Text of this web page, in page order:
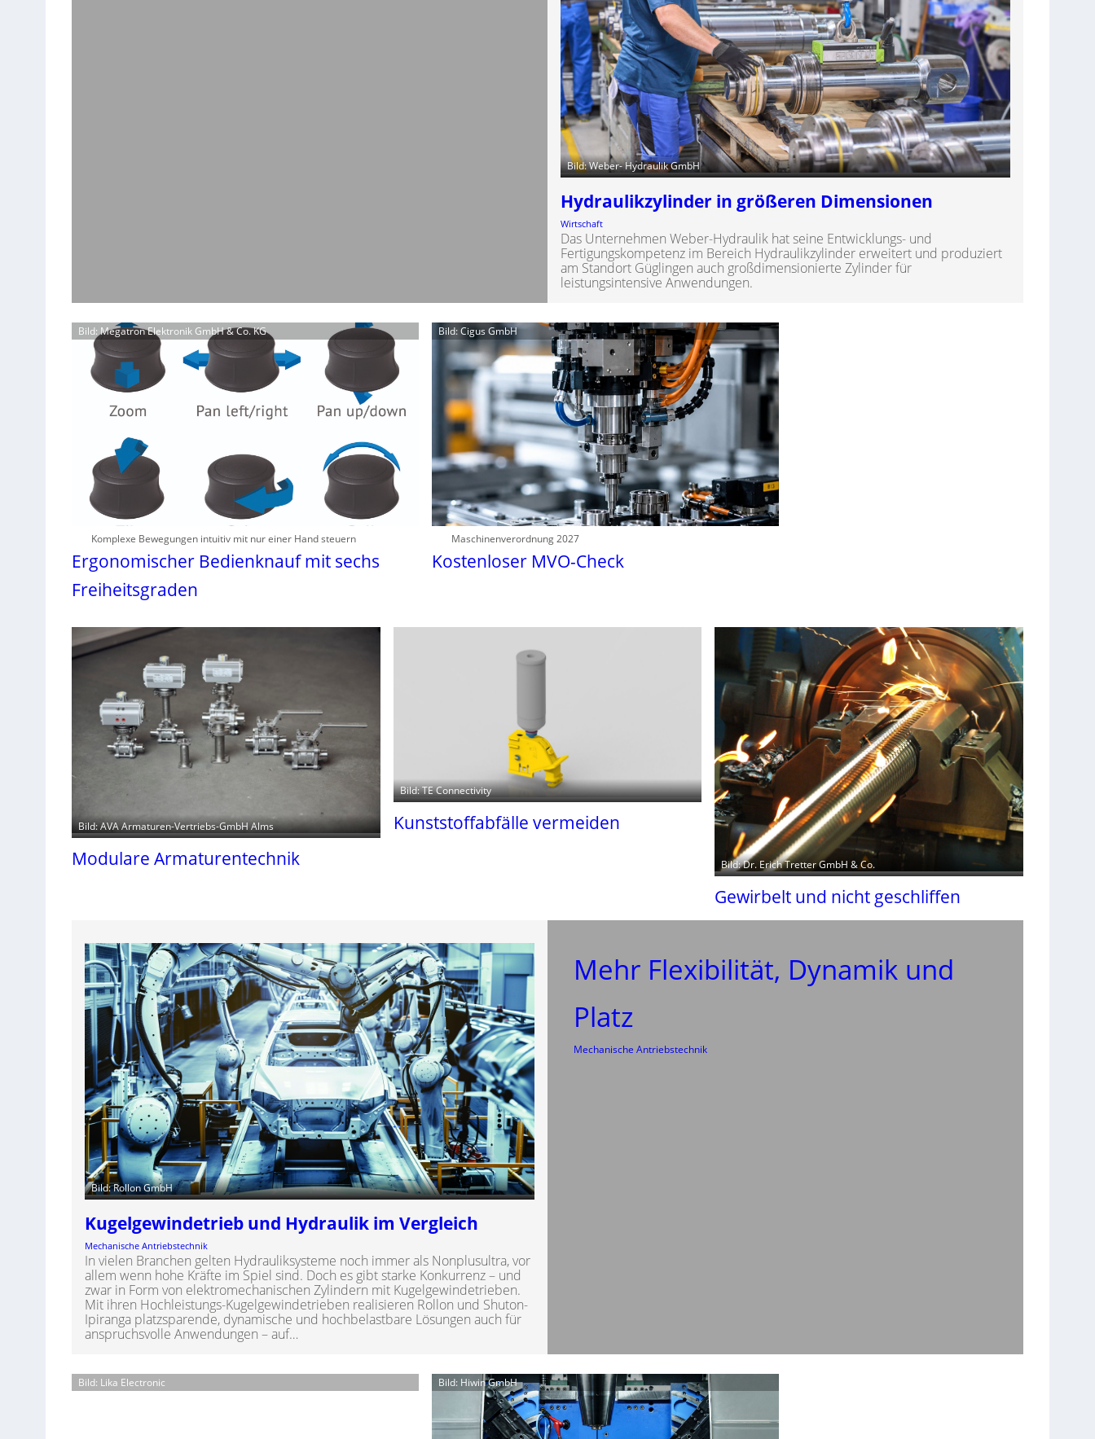
Bild: Weber- Hydraulik GmbH
Hydraulikzylinder in größeren Dimensionen
Wirtschaft
Das Unternehmen Weber-Hydraulik hat seine Entwicklungs- und
Fertigungskompetenz im Bereich Hydraulikzylinder erweitert und produziert
am Standort Güglingen auch großdimensionierte Zylinder für
leistungsintensive Anwendungen.
Bild: Megatron Elektronik GmbH & Co. KG
Komplexe Bewegungen intuitiv mit nur einer Hand steuern
Ergonomischer Bedienknauf mit sechs
Freiheitsgraden
Bild: Cigus GmbH
Maschinenverordnung 2027
Kostenloser MVO-Check
Bild: AVA Armaturen-Vertriebs-GmbH Alms
Modulare Armaturentechnik
Bild: TE Connectivity
Kunststoffabfälle vermeiden
Bild: Dr. Erich Tretter GmbH & Co.
Gewirbelt und nicht geschliffen
Bild: Rollon GmbH
Kugelgewindetrieb und Hydraulik im Vergleich
Mechanische Antriebstechnik
In vielen Branchen gelten Hydrauliksysteme noch immer als Nonplusultra, vor
allem wenn hohe Kräfte im Spiel sind. Doch es gibt starke Konkurrenz – und
zwar in Form von elektromechanischen Zylindern mit Kugelgewindetrieben.
Mit ihren Hochleistungs-Kugelgewindetrieben realisieren Rollon und Shuton-
Ipiranga platzsparende, dynamische und hochbelastbare Lösungen auch für
anspruchsvolle Anwendungen – auf…
Mehr Flexibilität, Dynamik und
Platz
Mechanische Antriebstechnik
Bild: Lika Electronic Bild: Hiwin GmbH